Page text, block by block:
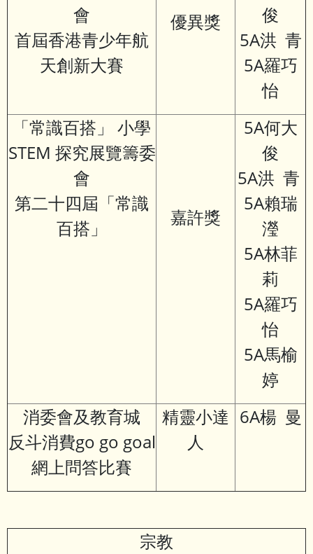
會
首屆香港青少年航
天創新大賽
優異獎
俊
5A洪 青
5A羅巧
怡
「常識百搭」 小學
STEM 探究展覽籌委
會
第二十四屆「常識
百搭」
嘉許獎
5A何大
俊
5A洪 青
5A賴瑞
瀅
5A林菲
莉
5A羅巧
怡
5A馬榆
婷
消委會及教育城
反斗消費go go goal
網上問答比賽
精靈小達
人
6A楊 曼
宗教